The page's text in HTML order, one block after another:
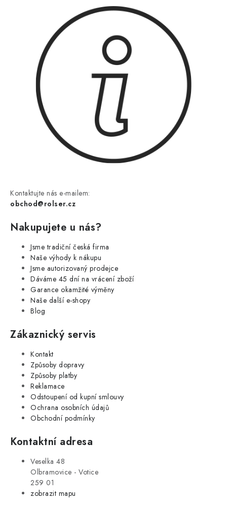
Kontaktujte nás e-mailem:
obchod@rolser.cz
Nakupujete u nás?
Jsme tradiční česká firma
Naše výhody k nákupu
Jsme autorizovaný prodejce
Dáváme 45 dní na vrácení zboží
Garance okamžité výměny
Naše další e-shopy
Blog
Zákaznický servis
Kontakt
Způsoby dopravy
Způsoby platby
Reklamace
Odstoupení od kupní smlouvy
Ochrana osobních údajů
Obchodní podmínky
Kontaktní adresa
Veselka 48
Olbramovice - Votice
259 01
zobrazit mapu